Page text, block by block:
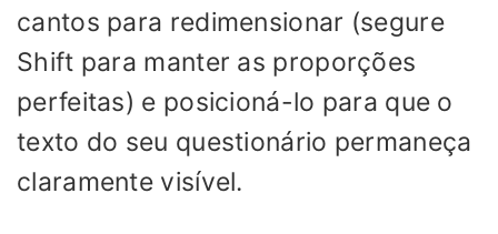
cantos para redimensionar (segure
Shift para manter as proporções
perfeitas) e posicioná-lo para que o
texto do seu questionário permaneça
claramente visível.